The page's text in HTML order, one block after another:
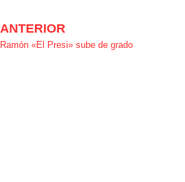
ANTERIOR
Ramón «El Presi» sube de grado